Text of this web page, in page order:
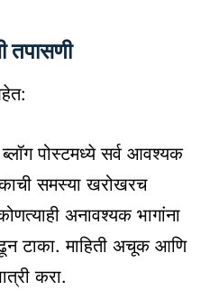
तपासणी
पोस्टमध्ये सर्व आवश्यक
समस्या खरोखरच
अनावश्यक भागांना
टाका. माहिती अचूक आणि
करा.